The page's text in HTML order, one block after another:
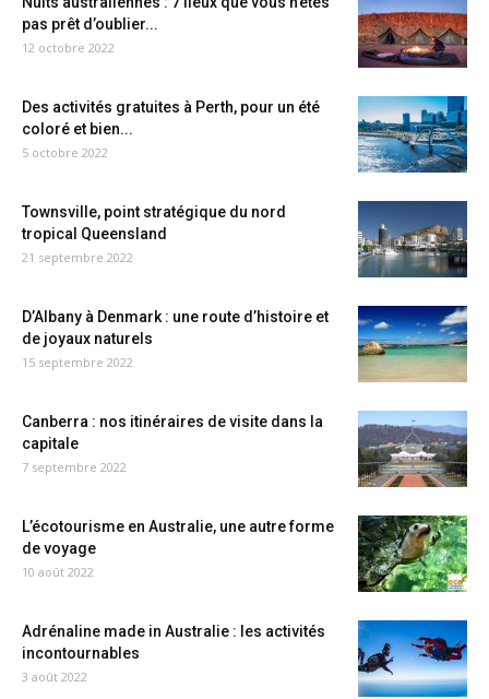
pas prêt d’oublier...
12 octobre 2022
Des activités gratuites à Perth, pour un été
coloré et bien...
5 octobre 2022
Townsville, point stratégique du nord
tropical Queensland
21 septembre 2022
D’Albany à Denmark : une route d’histoire et
de joyaux naturels
15 septembre 2022
Canberra : nos itinéraires de visite dans la
capitale
7 septembre 2022
L’écotourisme en Australie, une autre forme
de voyage
10 août 2022
Adrénaline made in Australie : les activités
incontournables
3 août 2022